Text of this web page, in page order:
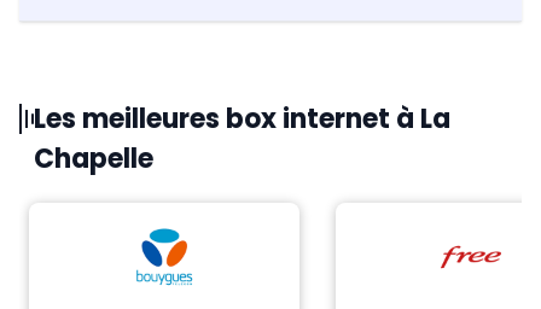
Les meilleures box internet à La
Chapelle